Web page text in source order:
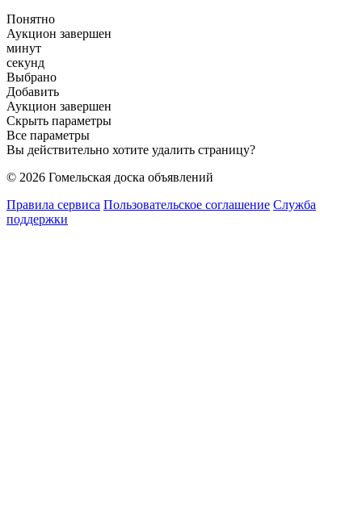
Понятно
Аукцион завершен
минут
секунд
Выбрано
Добавить
Аукцион завершен
Скрыть параметры
Все параметры
Вы действительно хотите удалить страницу?
© 2026 Гомельская доска объявлений
Правила сервиса Пользовательское соглашение Служба
поддержки